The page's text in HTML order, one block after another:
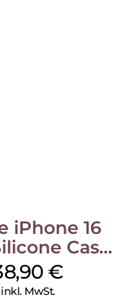
iPhone 16
Case
Denim
€
inkl. MwSt.